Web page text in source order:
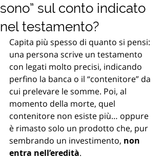
sono” sul conto indicato
nel testamento?
Capita più spesso di quanto si pensi:
una persona scrive un testamento
con legati molto precisi, indicando
perfino la banca o il “contenitore” da
cui prelevare le somme. Poi, al
momento della morte, quel
contenitore non esiste più… oppure
è rimasto solo un prodotto che, pur
sembrando un investimento, non
entra nell’eredità.